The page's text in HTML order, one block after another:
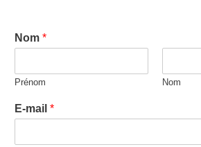
Nom *
Prénom Nom
E-mail *